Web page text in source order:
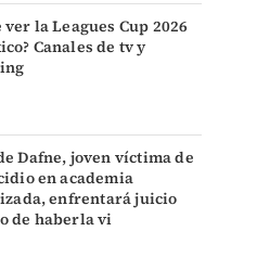
ver la Leagues Cup 2026
Canales de tv y
Dafne, joven víctima de
en academia
enfrentará juicio
de haberla vi